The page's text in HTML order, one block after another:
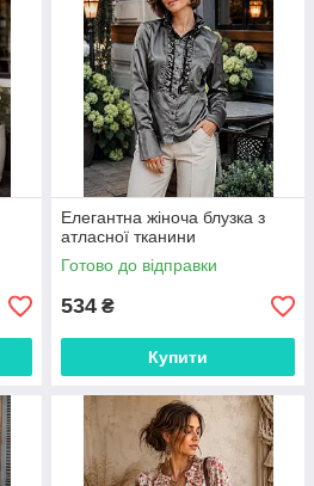
Елегантна жіноча блузка з
атласної тканини
Готово до відправки
534 ₴
Купити